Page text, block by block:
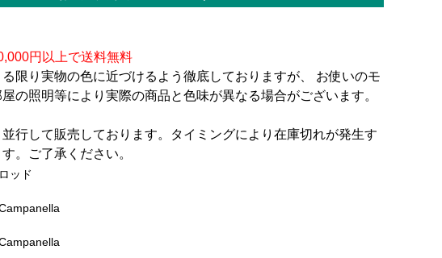
円以上で送料無料
限り実物の色に近づけるよう徹底しておりますが、 お使いのモ
の照明等により実際の商品と色味が異なる場合がございます。
行して販売しております。タイミングにより在庫切れが発生す
。ご了承ください。
ロッド